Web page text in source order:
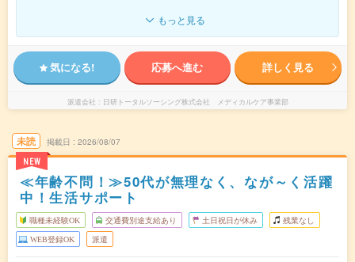
もっと見る
気になる! 応募へ進む 詳しく見る
派遣会社 日研トータルソーシング株式会社 メディカルケア事業部
未読
NEW
掲載日 2026/08/07
≪年齢不問！≫50代が無理なく、なが～く活躍
中！生活サポート
職種未経験OK 交通費別途支給あり 土日祝日が休み 残業なし
WEB登録OK 派遣